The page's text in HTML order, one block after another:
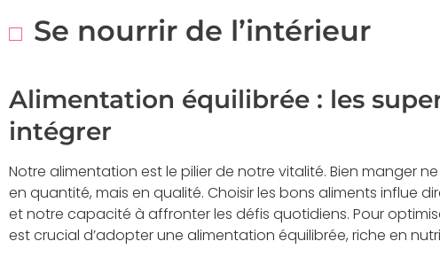
Se nourrir de l’intérieur
Alimentation équilibrée : les
intégrer
Notre alimentation est le pilier de notre vitalité. Bien manger
en quantité, mais en qualité. Choisir les bons aliments influe
et notre capacité à affronter les défis quotidiens. Pour
est crucial d’adopter une alimentation équilibrée, riche en